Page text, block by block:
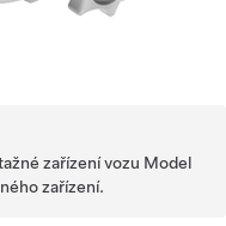
zařízení vozu Model
zařízení.